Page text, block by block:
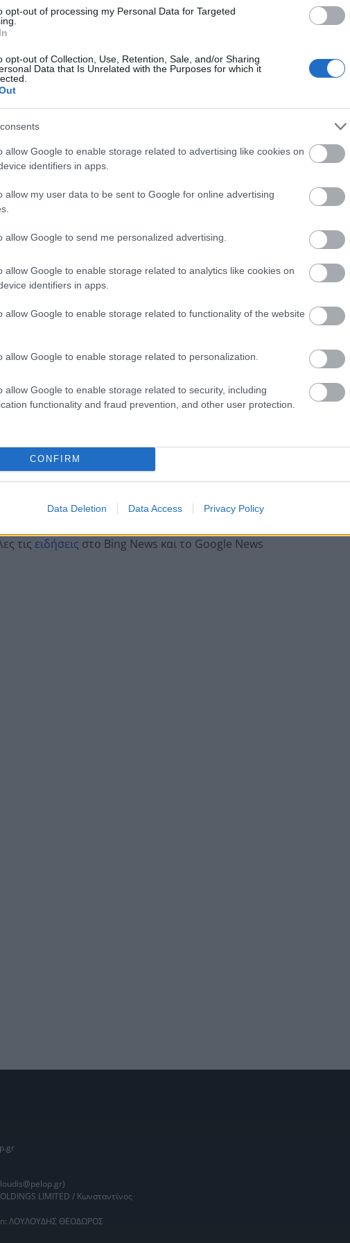
opt-out of processing my Personal Data for Targeted
opt-out of Collection, Use, Retention, Sale, and/or Sharing
Data that Is Unrelated with the Purposes for which it
allow Google to enable storage related to advertising like cookies on
identifiers in apps.
allow my user data to be sent to Google for online advertising
allow Google to send me personalized advertising.
allow Google to enable storage related to analytics like cookies on
identifiers in apps.
allow Google to enable storage related to functionality of the website
allow Google to enable storage related to personalization.
allow Google to enable storage related to security, including
functionality and fraud prevention, and other user protection.
CONFIRM
Data Deletion Data Access Privacy Policy
έχουμε αντίστροφες παραχωρήσεις, από τον Δήμο προς το ίδιο
διαφορετική νοοτροπία. Σε όλα, δυστυχώς.
σε ανοιχτή γραμμή με τον Πολίτη
παράπονα, καταγγελίες ή ιδέες για τη γειτονιά σου.
τις ειδήσεις στο Bing News και το Google News
LIMITED / Κωνσταντίνος
ΛΟΥΛΟΥΔΗΣ ΘΕΟΔΩΡΟΣ